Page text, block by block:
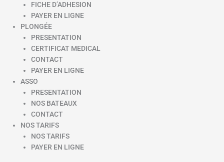
FICHE D’ADHESION
PAYER EN LIGNE
PLONGÉE
PRESENTATION
CERTIFICAT MEDICAL
CONTACT
PAYER EN LIGNE
ASSO
PRESENTATION
NOS BATEAUX
CONTACT
NOS TARIFS
NOS TARIFS
PAYER EN LIGNE